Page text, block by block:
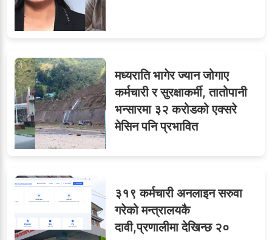
मध्यराति भागेर ज्यान जोगाए
कर्मचारी र सुरक्षाकर्मी, तातोपानी
भन्सारमा ३२ करोडको एक्सरे
मेसिन पनि प्रभावित
३१९ कर्मचारी अनलाइन सरुवा
गरेको मन्त्रालयकै
दावी,प्रणालीमा देखिन्छ २०